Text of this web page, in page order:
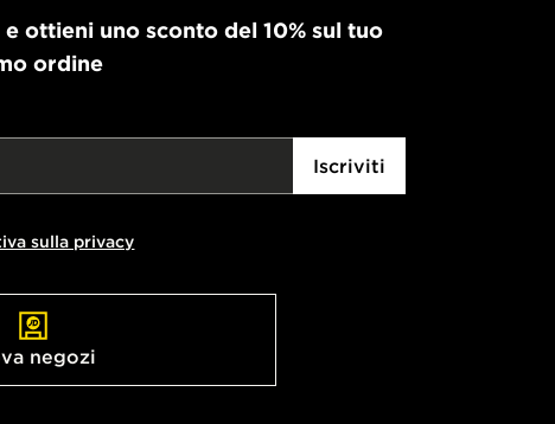
ottieni uno sconto del 10% sul tuo
ordine
Iscriviti
sulla privacy
negozi